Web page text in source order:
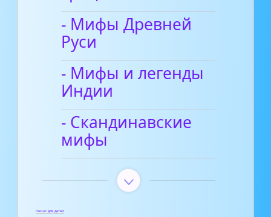
- Мифы Древней
Руси
- Мифы и легенды
Индии
- Скандинавские
мифы
Песни для детей